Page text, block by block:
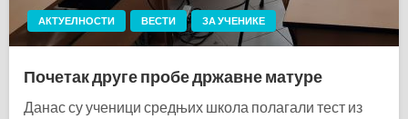
АКТУЕЛНОСТИ ВЕСТИ ЗА УЧЕНИКЕ
Почетак друге пробе државне матуре
Данас су ученици средњих школа полагали тест из